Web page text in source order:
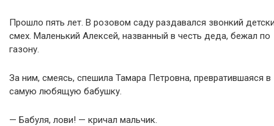
Прошло пять лет. В розовом саду раздавался звонкий
смех. Маленький Алексей, названный в честь деда, бежал по
газону.
За ним, смеясь, спешила Тамара Петровна, превратившаяся в
самую любящую бабушку.
— Бабуля, лови! — кричал мальчик.